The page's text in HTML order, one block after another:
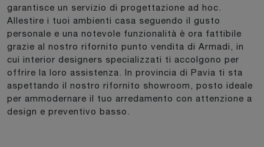
garantisce un servizio di progettazione ad hoc.
Allestire i tuoi ambienti casa seguendo il gusto
personale e una notevole funzionalità è ora fattibile
grazie al nostro rifornito punto vendita di Armadi, in
cui interior designers specializzati ti accolgono per
offrire la loro assistenza. In provincia di Pavia ti sta
aspettando il nostro rifornito showroom, posto ideale
per ammodernare il tuo arredamento con attenzione a
design e preventivo basso.